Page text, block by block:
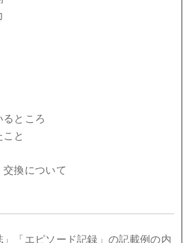
ところ
と
換について
」「エピソード記録」の記載例の内